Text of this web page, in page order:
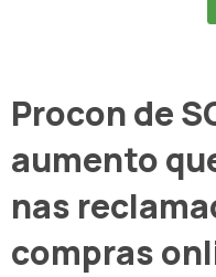
Procon de
aumento
nas
compras